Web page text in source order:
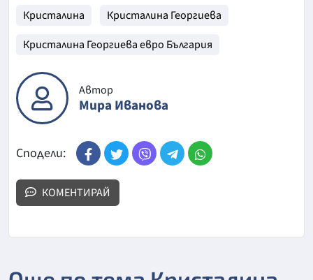
Кристалина
Кристалина Георгиева
Кристалина Георгиева евро България
Автор
Мира Иванова
Сподели:
КОМЕНТИРАЙ